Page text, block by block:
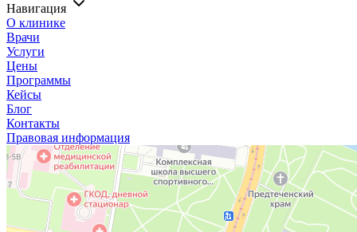
Навигация
О клинике
Врачи
Услуги
Цены
Программы
Кейсы
Блог
Контакты
Правовая информация